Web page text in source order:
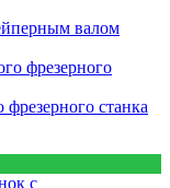
валом
станка